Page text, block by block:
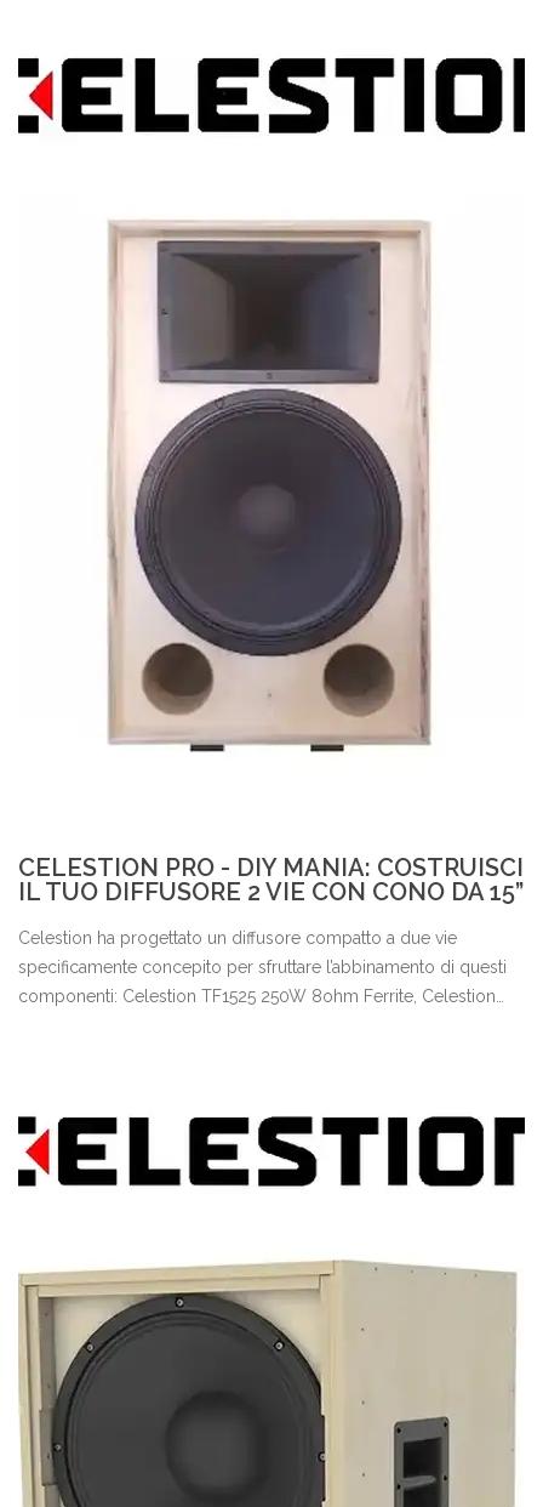
CELESTION PRO - DIY MANIA: COSTRUISCI
IL TUO DIFFUSORE 2 VIE CON CONO DA 15”
Celestion ha progettato un diffusore compatto a due vie
specificamente concepito per sfruttare l’abbinamento di questi
componenti: Celestion TF1525 250W 8ohm Ferrite, Celestion